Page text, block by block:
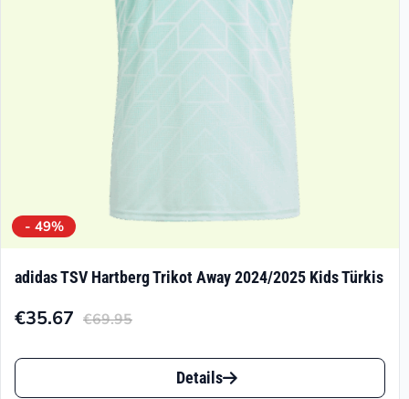
- 49%
adidas TSV Hartberg Trikot Away 2024/2025 Kids Türkis
€69.95
Ursprünglicher
Preis
€35.67
Aktueller
Preis
Dieses
Produkt
Details